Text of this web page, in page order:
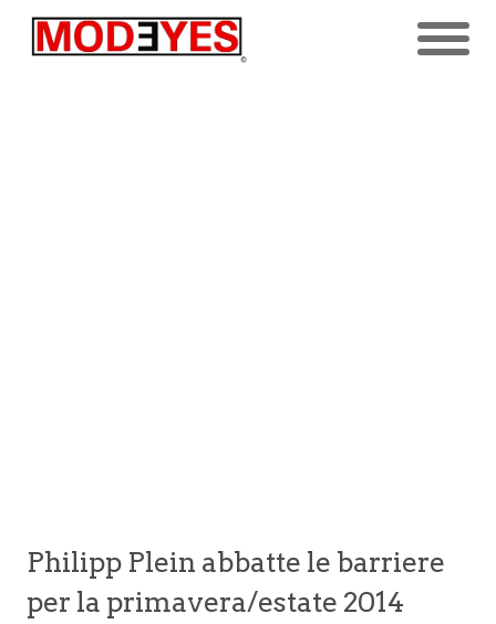
Philipp Plein abbatte le barriere
per la primavera/estate 2014